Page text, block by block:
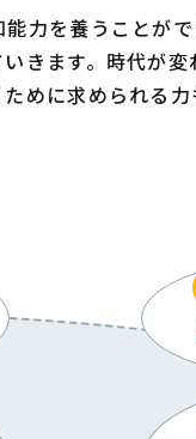
力を養うことが
きます。時代が
めに求められる力